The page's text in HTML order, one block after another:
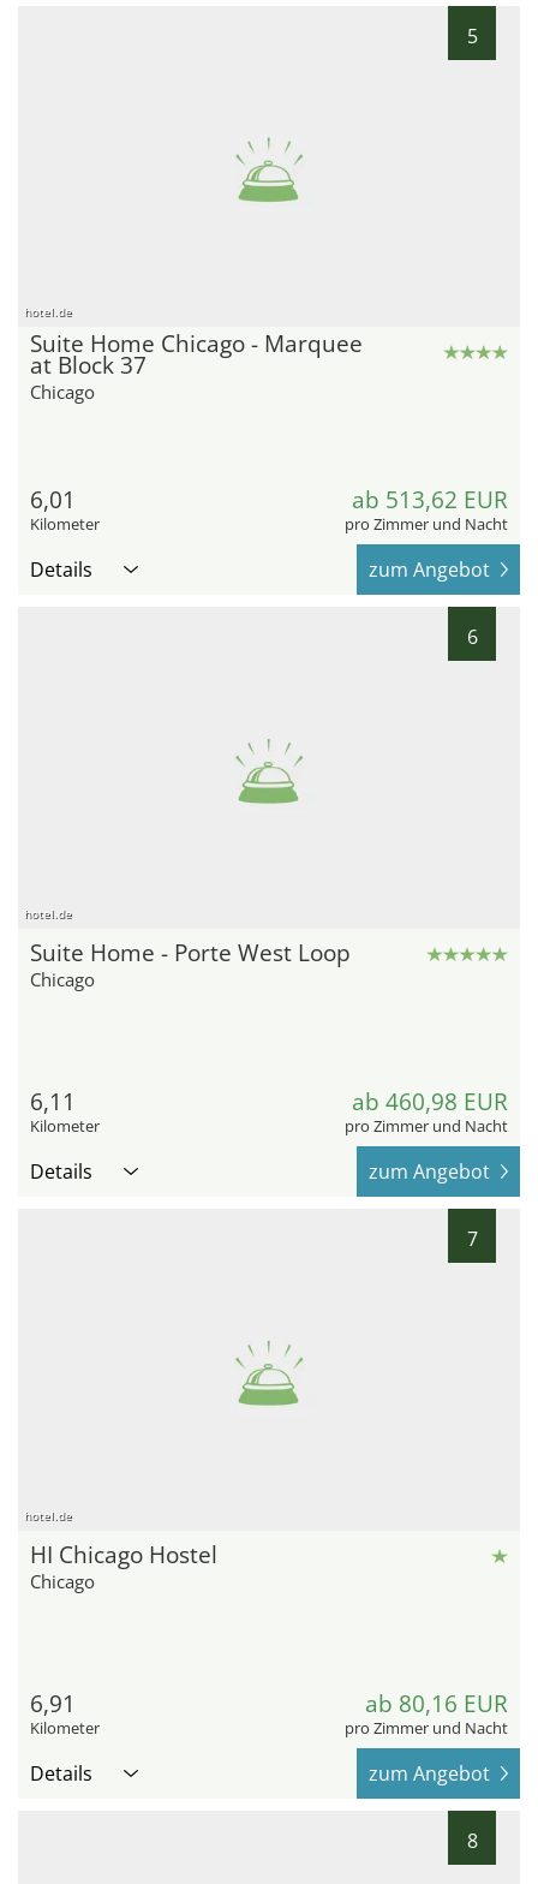
5
hotel.de
Suite Home Chicago - Marquee
at Block 37
Chicago
6,01
Kilometer
ab 513,62 EUR
pro Zimmer und Nacht
Details zum Angebot
6
hotel.de
Suite Home - Porte West Loop
Chicago
6,11
Kilometer
ab 460,98 EUR
pro Zimmer und Nacht
Details zum Angebot
7
hotel.de
HI Chicago Hostel
Chicago
6,91
Kilometer
ab 80,16 EUR
pro Zimmer und Nacht
Details zum Angebot
8